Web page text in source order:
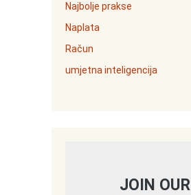
Najbolje prakse
Naplata
Račun
umjetna inteligencija
JOIN OUR